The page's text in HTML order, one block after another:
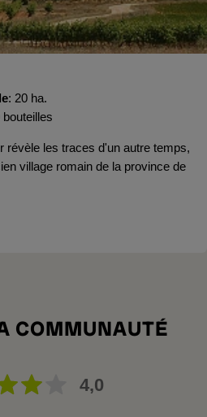
20 ha.
bouteilles
révèle les traces d'un autre temps,
village romain de la province de
COMMUNAUTÉ
4,0